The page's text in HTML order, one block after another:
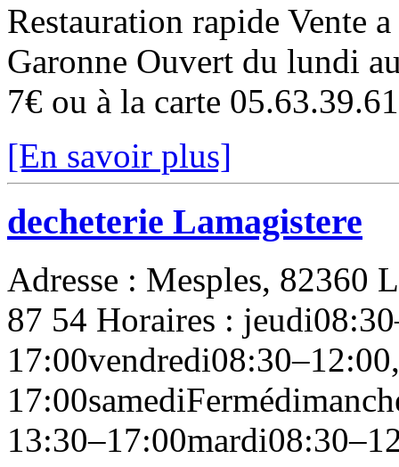
Restauration rapide Vente
Garonne Ouvert du lundi
7€ ou à la carte
[En savoir plus]
decheterie Lamagistere
Adresse : Mesples, 82360
87 54 Horaires :